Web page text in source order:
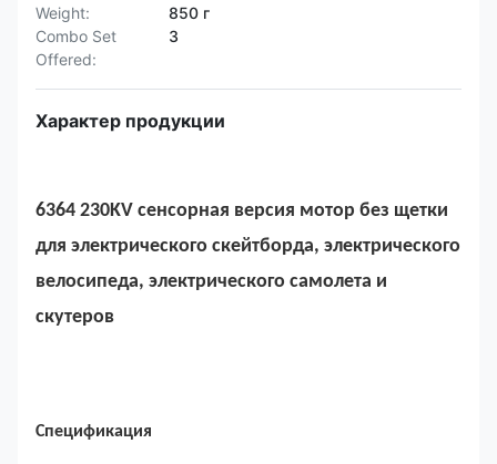
Weight:
850 г
Combo Set
Offered:
3
Характер продукции
6364 230KV сенсорная версия мотор без щетки
для электрического скейтборда, электрического
велосипеда, электрического самолета и
скутеров
Спецификация